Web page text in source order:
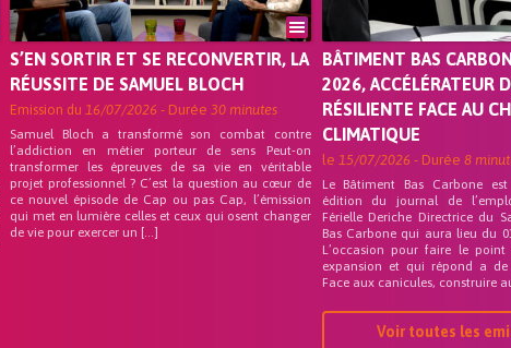
S’EN SORTIR ET SE RECONVERTIR, LA
RÉUSSITE DE SAMUEL BLOCH
Emission du16/07/2026 - Durée30 minutes
Samuel Bloch a transformé son combat contre
l’addiction en métier porteur de sens Peut-on
transformer les épreuves de sa vie en véritable
projet professionnel ? C’est la question au cœur de
ce nouvel épisode de Cap ou pas Cap, l’émission
qui met en lumière celles et ceux qui osent changer
de vie pour exercer un […]
BÂTIMENT BAS
2026, ACCÉLÉRATEUR
RÉSILIENTE FACE AU
CLIMATIQUE
le 15/07/2026 - Durée 8
Le Bâtiment Bas Carbone
édition du journal de
Férielle Deriche Directrice du
Bas Carbone qui aura lieu du
L’occasion pour faire le
expansion et qui répond a de
Face aux canicules, construire
Voir toutes les